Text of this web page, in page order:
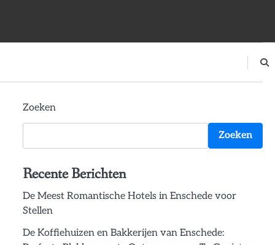
Zoeken
Zoeken
Recente Berichten
De Meest Romantische Hotels in Enschede voor
Stellen
De Koffiehuizen en Bakkerijen van Enschede: